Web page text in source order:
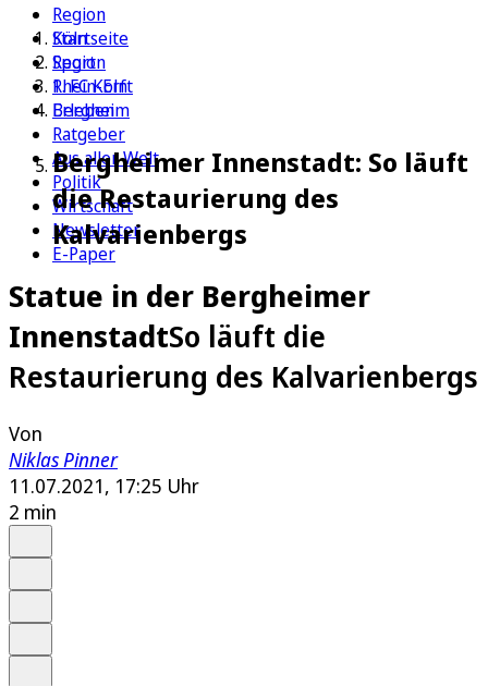
Region
Köln
Sport
1. FC Köln
Erleben
Ratgeber
Aus aller Welt
Politik
Wirtschaft
Newsletter
E-Paper
Startseite
Region
Rhein-Erft
Bergheim
Bergheimer Innenstadt: So läuft
die Restaurierung des
Kalvarienbergs
Statue in der Bergheimer
InnenstadtSo läuft die
Restaurierung des Kalvarienbergs
Von
Niklas Pinner
11.07.2021, 17:25 Uhr
2 min